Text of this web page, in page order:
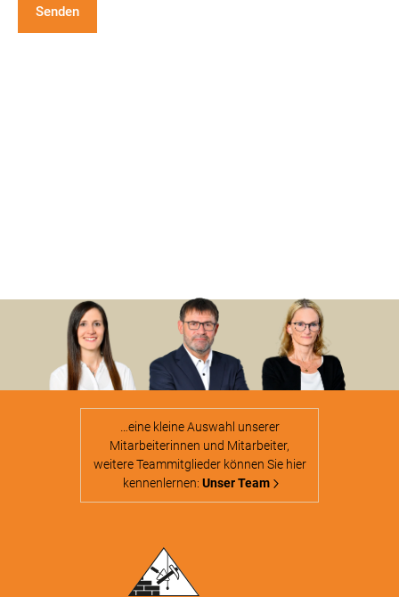
…eine kleine Auswahl unserer
Mitarbeiterinnen und Mitarbeiter,
weitere Teammitglieder können Sie hier
kennenlernen: Unser Team